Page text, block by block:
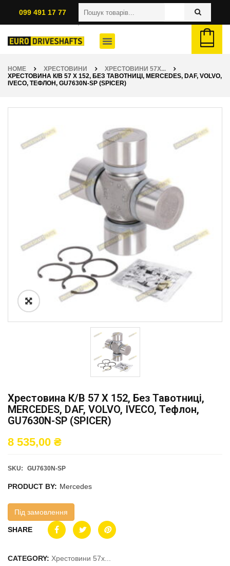
099 491 17 77
HOME ХРЕСТОВИНИ
ХРЕСТОВИНИ 57X...
ХРЕСТОВИНА К/В 57 X 152, БЕЗ ТАВОТНИЦІ, MERCEDES, DAF, VOLVO,
IVECO, ТЕФЛОН, GU7630N-SP (SPICER)
Хрестовина К/в 57 X 152, Без Тавотниці,
MERCEDES, DAF, VOLVO, IVECO, Тефлон,
GU7630N-SP (SPICER)
8 535,00 ₴
SKU: GU7630N-SP
PRODUCT BY: Mercedes
Під замовлення
SHARE
CATEGORY: Хрестовини 57x...